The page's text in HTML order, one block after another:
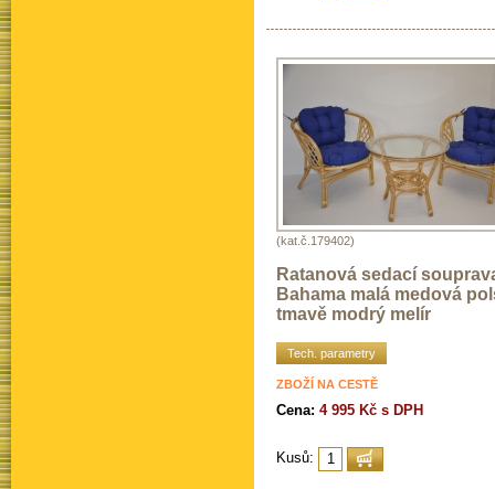
(kat.č.179402)
Ratanová sedací
Bahama malá medová
tmavě modrý melír
Tech. parametry
ZBOŽÍ NA CESTĚ
Cena: 4 995 Kč s DPH
Kusů: